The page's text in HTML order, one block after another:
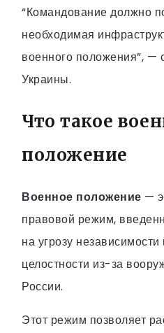
“Командование должно
необходимая
военного положения”, —
Украины.
Что такое
положение
Военное положение —
правовой режим,
на угрозу
целостности из-за
России.
Этот режим позволяет